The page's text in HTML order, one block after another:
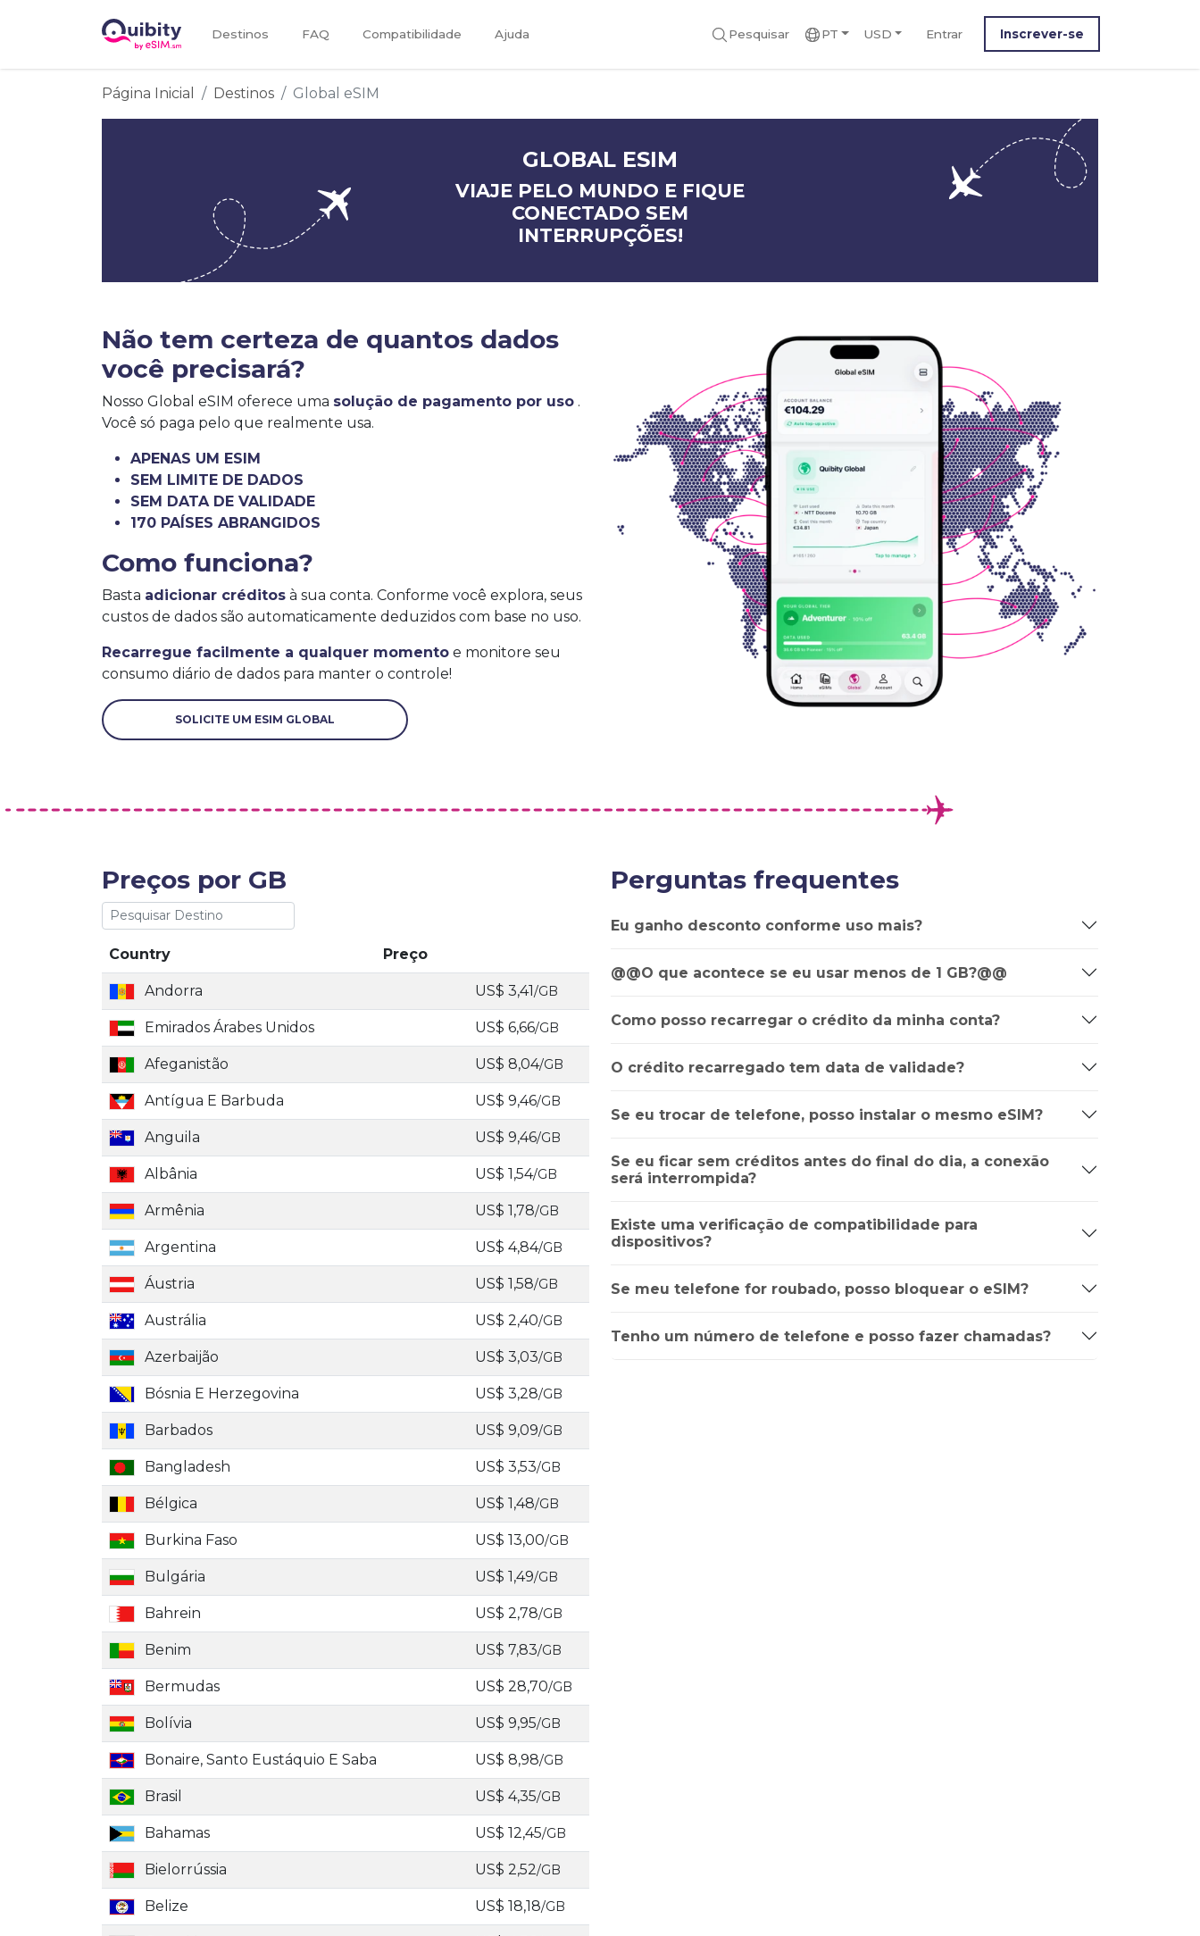
Destinos FAQ Compatibilidade Ajuda Pesquisar PT USD Entrar Inscrever-se
Página Inicial Destinos Global eSIM
GLOBAL ESIM
VIAJE PELO MUNDO E FIQUE
CONECTADO SEM
INTERRUPÇÕES!
Não tem certeza de quantos dados
você precisará?
Nosso Global eSIM oferece uma solução de pagamento por uso .
Você só paga pelo que realmente usa.
APENAS UM ESIM
SEM LIMITE DE DADOS
SEM DATA DE VALIDADE
170 PAÍSES ABRANGIDOS
Como funciona?
Basta adicionar créditos à sua conta. Conforme você explora, seus
custos de dados são automaticamente deduzidos com base no uso.
Recarregue facilmente a qualquer momento e monitore seu
consumo diário de dados para manter o controle!
SOLICITE UM ESIM GLOBAL
Preços por GB
Country Preço
Andorra US$ 3,41/GB
Emirados Árabes Unidos US$ 6,66/GB
Afeganistão US$ 8,04/GB
Antígua E Barbuda US$ 9,46/GB
Anguila US$ 9,46/GB
Albânia US$ 1,54/GB
Armênia US$ 1,78/GB
Argentina US$ 4,84/GB
Áustria US$ 1,58/GB
Austrália US$ 2,40/GB
Azerbaijão US$ 3,03/GB
Bósnia E Herzegovina US$ 3,28/GB
Barbados US$ 9,09/GB
Bangladesh US$ 3,53/GB
Bélgica US$ 1,48/GB
Burkina Faso US$ 13,00/GB
Bulgária US$ 1,49/GB
Bahrein US$ 2,78/GB
Benim US$ 7,83/GB
Bermudas US$ 28,70/GB
Bolívia US$ 9,95/GB
Bonaire, Santo Eustáquio E Saba US$ 8,98/GB
Brasil US$ 4,35/GB
Bahamas US$ 12,45/GB
Bielorrússia US$ 2,52/GB
Belize US$ 18,18/GB
Perguntas frequentes
Eu ganho desconto conforme uso mais?
@@O que acontece se eu usar menos de 1 GB?@@
Como posso recarregar o crédito da minha conta?
O crédito recarregado tem data de validade?
Se eu trocar de telefone, posso instalar o mesmo eSIM?
Se eu ficar sem créditos antes do final do dia, a conexão
será interrompida?
Existe uma verificação de compatibilidade para
dispositivos?
Se meu telefone for roubado, posso bloquear o eSIM?
Tenho um número de telefone e posso fazer chamadas?